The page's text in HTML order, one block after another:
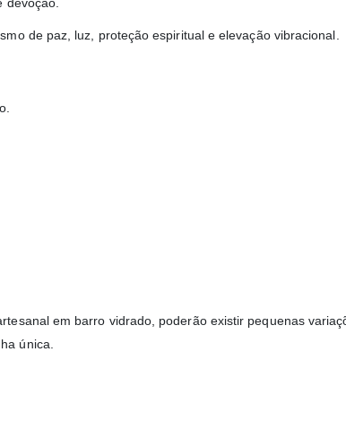
de paz, luz, proteção espiritual e elevação vibracional.
em barro vidrado, poderão existir pequenas
única.